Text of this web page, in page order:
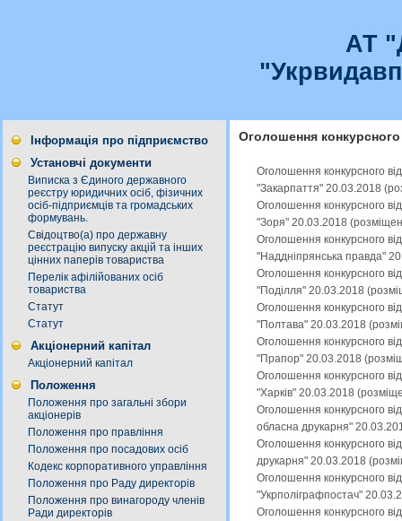
АТ
Інформація про підприємство
Установчі документи
Виписка з Єдиного державного
реєстру юридичних осіб, фізичних
осіб-підприємців та громадських
формувань.
Свідоцтво(а) про державну
реєстрацію випуску акцій та інших
цінних паперів товариства
Перелік афілійованих осіб
товариства
Статут
Статут
Акціонерний капітал
Акціонерний капітал
Положення
Положення про загальні збори
акціонерів
Положення про правління
Положення про посадових осіб
Кодекс корпоративного управління
Положення про Раду директорів
Положення про винагороду членів
Ради директорів
Оголошення конкурсного
Оголошення конкурсного
"Закарпаття" 20.03.2018
Оголошення конкурсного
"Зоря" 20.03.2018
Оголошення конкурсного
"Наддніпрянська правда"
Оголошення конкурсного
"Поділля" 20.03.2018
Оголошення конкурсного
"Полтава" 20.03.2018
Оголошення конкурсного
"Прапор" 20.03.2018
Оголошення конкурсного
"Харків" 20.03.2018
Оголошення конкурсного
обласна друкарня"
Оголошення конкурсного
друкарня" 20.03.2018
Оголошення конкурсного
"Укрполіграфпостач"
Оголошення конкурсного